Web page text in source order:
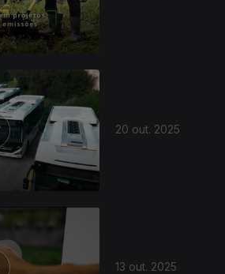
20 out. 2025
13 out. 2025